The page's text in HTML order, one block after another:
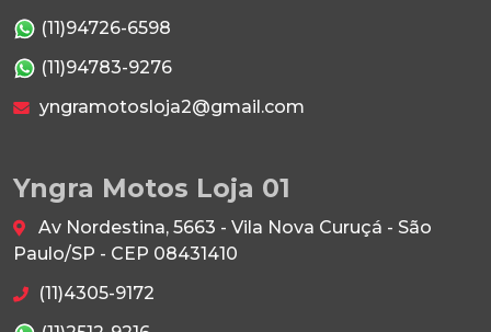
(11)94726-6598
(11)94783-9276
yngramotosloja2@gmail.com
Yngra Motos Loja 01
Av Nordestina, 5663 - Vila Nova Curuçá - São
Paulo/SP - CEP 08431410
(11)4305-9172